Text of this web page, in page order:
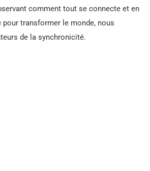
comment tout se connecte et en
transformer le monde, nous
de la synchronicité.